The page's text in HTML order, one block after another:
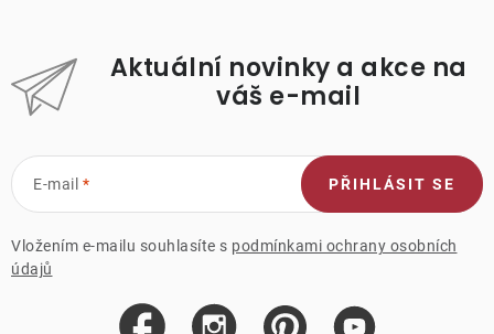
Aktuální novinky a akce na
váš e-mail
E-mail
Vložením e-mailu souhlasíte s podmínkami ochrany osobních
údajů
PŘIHLÁSIT SE